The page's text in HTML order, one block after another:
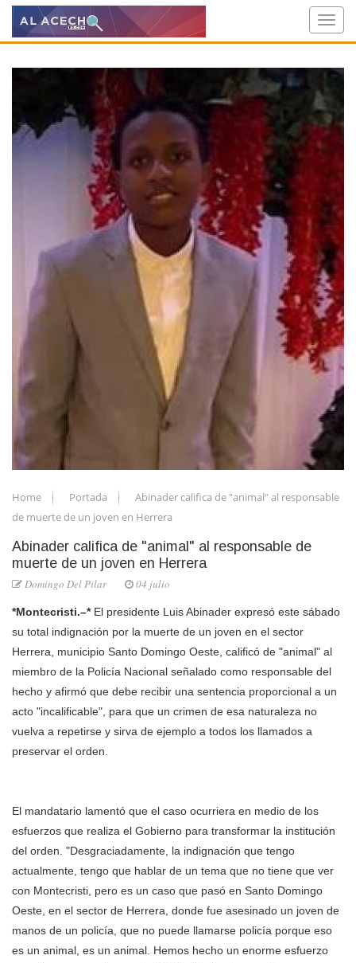
Home Portada
Abinader califica de "animal" al responsable
de muerte de un joven en Herrera
Abinader califica de "animal" al responsable de
muerte de un joven en Herrera
Domingo Del Pilar 04 julio
*Montecristi.–* El presidente Luis Abinader expresó este sábado
su total indignación por la muerte de un joven en el sector
Herrera, municipio Santo Domingo Oeste, calificó de "animal" al
miembro de la Policía Nacional señalado como responsable del
hecho y afirmó que debe recibir una sentencia proporcional a un
acto "incalificable", para que un crimen de esa naturaleza no
vuelva a repetirse y sirva de ejemplo a todos los llamados a
preservar el orden.
El mandatario lamentó que el caso ocurriera en medio de los
esfuerzos que realiza el Gobierno para transformar la institución
del orden. "Desgraciadamente, la indignación que tengo
actualmente, tengo que hablar de un tema que no tiene que ver
con Montecristi, pero es un caso que pasó en Santo Domingo
Oeste, en el sector de Herrera, donde fue asesinado un joven de
manos de un policía, que no puede llamarse policía porque eso
es un animal, es un animal. Hemos hecho un enorme esfuerzo